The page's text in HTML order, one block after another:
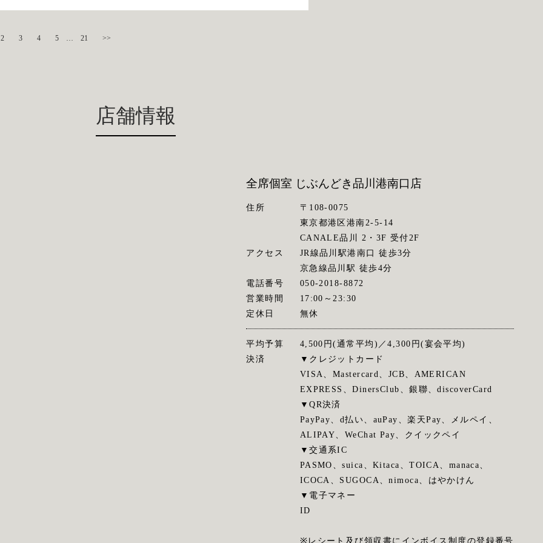
2 3 4 5 … 21 >>
店舗情報
全席個室 じぶんどき 品川港南口店
住所
〒108-0075
東京都港区港南2-5-14
CANALE品川 2・3F 受付2F
アクセス
JR線品川駅港南口 徒歩3分
京急線品川駅 徒歩4分
電話番号
050-2018-8872
営業時間
17:00～23:30
定休日
無休
平均予算
4,500円(通常平均)／4,300円(宴会平均)
決済
▼クレジットカード
VISA、Mastercard、JCB、AMERICAN
EXPRESS、DinersClub、銀聯、discoverCard
▼QR決済
PayPay、d払い、auPay、楽天Pay、メルペイ、
ALIPAY、WeChat Pay、クイックペイ
▼交通系IC
PASMO、suica、Kitaca、TOICA、manaca、
ICOCA、SUGOCA、nimoca、はやかけん
▼電子マネー
ID
※レシート及び領収書にインボイス制度の登録番号